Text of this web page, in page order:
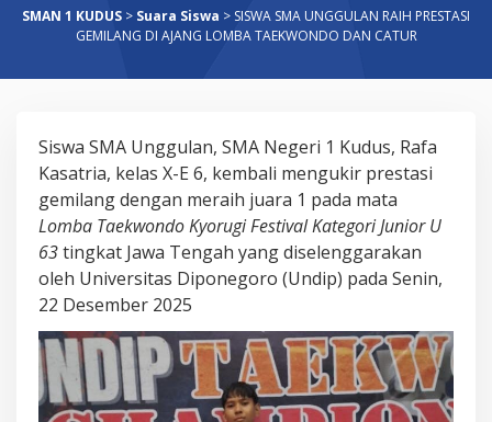
SMAN 1 KUDUS > Suara Siswa > SISWA SMA UNGGULAN RAIH PRESTASI
GEMILANG DI AJANG LOMBA TAEKWONDO DAN CATUR
SISWA
SMA
UNGGULAN
RAIH
PRESTASI
GEMILANG
DI
AJANG
LOMBA
TAEKWONDO
DAN
Siswa SMA Unggulan, SMA Negeri 1 Kudus, Rafa
Kasatria, kelas X-E 6, kembali mengukir prestasi
gemilang dengan meraih juara 1 pada mata
Lomba Taekwondo Kyorugi Festival Kategori Junior U
63tingkat Jawa Tengah yang diselenggarakan
oleh Universitas Diponegoro (Undip) pada Senin,
22 Desember 2025